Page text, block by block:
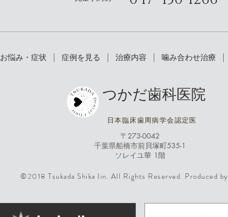
お悩み・症状 症例を見る 治療内容 噛み合わせ治療
つかだ歯科医院
日本臨床歯周病学会認定医
〒273-0042
千葉県船橋市前貝塚町535-1
ソレイユ華 1階
©2018 Tsukada Shika Iin. All Rights Reserved. Produced by